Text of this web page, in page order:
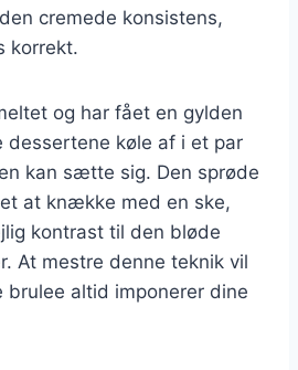
cremede konsistens,
korrekt.
og har fået en gylden
dessertene køle af i et par
kan sætte sig. Den sprøde
at knække med en ske,
kontrast til den bløde
At mestre denne teknik vil
brulee altid imponerer dine